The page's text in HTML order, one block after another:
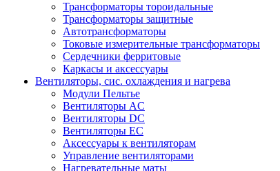
Трансформаторы тороидальные
Трансформаторы защитные
Автотрансформаторы
Токовые измерительные трансформаторы
Сердечники ферритовые
Каркасы и аксессуары
Вентиляторы, сис. охлаждения и нагрева
Модули Пельтье
Вентиляторы AC
Вентиляторы DC
Вентиляторы EC
Аксессуары к вентиляторам
Управление вентиляторами
Нагревательные маты